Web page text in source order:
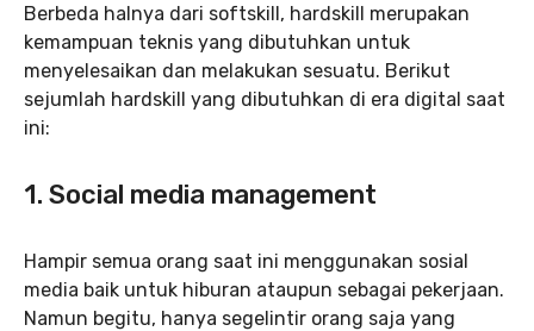
Berbeda halnya dari softskill, hardskill merupakan
kemampuan teknis yang dibutuhkan untuk
menyelesaikan dan melakukan sesuatu. Berikut
sejumlah hardskill yang dibutuhkan di era digital saat
ini:
1. Social media management
Hampir semua orang saat ini menggunakan sosial
media baik untuk hiburan ataupun sebagai pekerjaan.
Namun begitu, hanya segelintir orang saja yang